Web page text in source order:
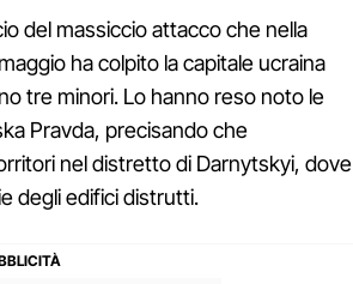
del massiccio attacco che nella
ha colpito la capitale ucraina
tre minori. Lo hanno reso noto le
Pravda, precisando che
nel distretto di Darnytskyi, dove
degli edifici distrutti.